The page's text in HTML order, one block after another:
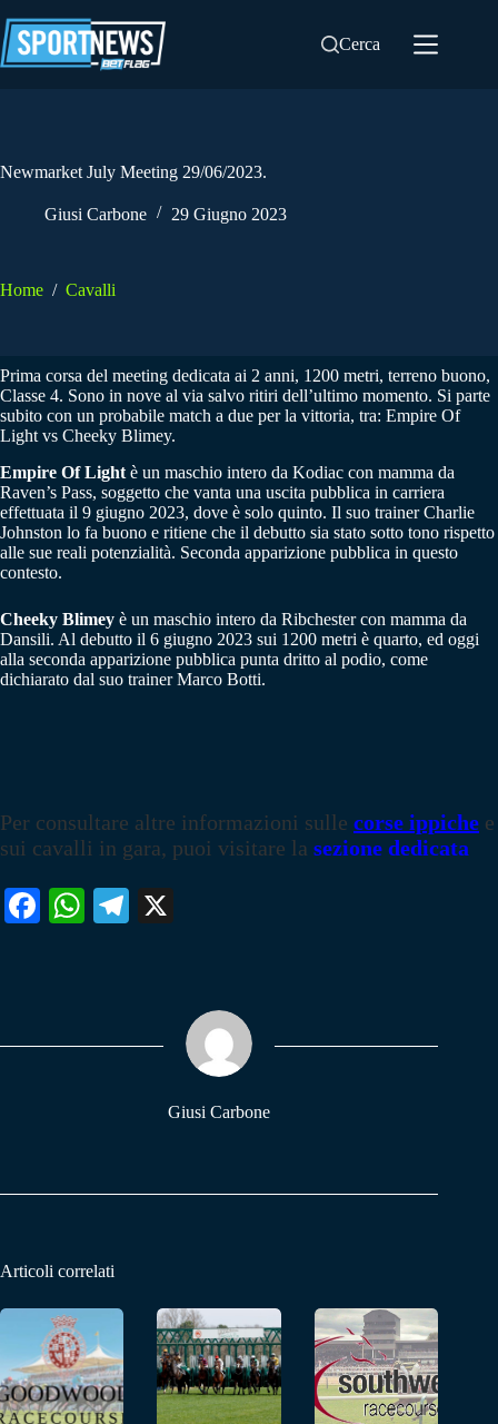
al
contenuto
Cerca
Newmarket July Meeting 29/06/2023.
Giusi Carbone 29 Giugno 2023
Home / Cavalli
Prima corsa del meeting dedicata ai 2 anni, 1200 metri, terreno buono,
Classe 4. Sono in nove al via salvo ritiri dell’ultimo momento. Si parte
subito con un probabile match a due per la vittoria, tra: Empire Of
Light vs Cheeky Blimey.
Empire Of Light è un maschio intero da Kodiac con mamma da
Raven’s Pass, soggetto che vanta una uscita pubblica in carriera
effettuata il 9 giugno 2023, dove è solo quinto. Il suo trainer Charlie
Johnston lo fa buono e ritiene che il debutto sia stato sotto tono rispetto
alle sue reali potenzialità. Seconda apparizione pubblica in questo
contesto.
Cheeky Blimey è un maschio intero da Ribchester con mamma da
Dansili. Al debutto il 6 giugno 2023 sui 1200 metri è quarto, ed oggi
alla seconda apparizione pubblica punta dritto al podio, come
dichiarato dal suo trainer Marco Botti.
Per consultare altre informazioni sulle corse ippiche e
sui cavalli in gara, puoi visitare la sezione dedicata
Fa W
pp
Te
m
Giusi Carbone
Articoli correlati